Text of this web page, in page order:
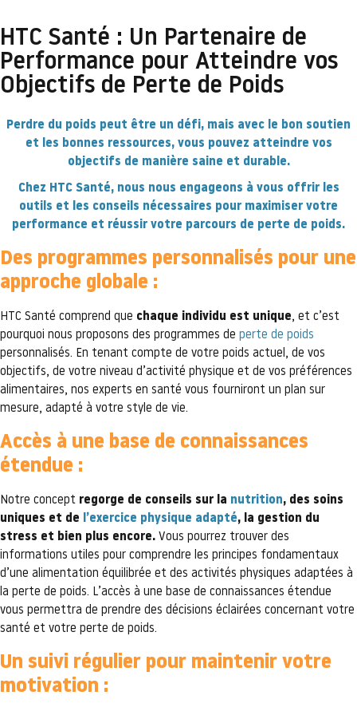
HTC Santé : Un Partenaire de
Performance pour Atteindre vos
Objectifs de Perte de Poids
Perdre du poids peut être un défi, mais avec le bon soutien
et les bonnes ressources, vous pouvez atteindre vos
objectifs de manière saine et durable.
Chez HTC Santé, nous nous engageons à vous offrir les
outils et les conseils nécessaires pour maximiser votre
performance et réussir votre parcours de perte de poids.
Des programmes personnalisés pour une
approche globale :
HTC Santé comprend que chaque individu est unique, et c’est
pourquoi nous proposons des programmes de perte de poids
personnalisés. En tenant compte de votre poids actuel, de vos
objectifs, de votre niveau d’activité physique et de vos préférences
alimentaires, nos experts en santé vous fourniront un plan sur
mesure, adapté à votre style de vie.
Accès à une base de connaissances
étendue :
Notre concept regorge de conseils sur la nutrition, des soins
uniques et de l’exercice physique adapté, la gestion du
stress et bien plus encore. Vous pourrez trouver des
informations utiles pour comprendre les principes fondamentaux
d’une alimentation équilibrée et des activités physiques adaptées à
la perte de poids. L’accès à une base de connaissances étendue
vous permettra de prendre des décisions éclairées concernant votre
santé et votre perte de poids.
Un suivi régulier pour maintenir votre
motivation :